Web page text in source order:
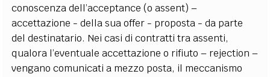
conoscenza dell’acceptance (o assent) –
accettazione - della sua offer - proposta - da parte
del destinatario. Nei casi di contratti tra assenti,
qualora l’eventuale accettazione o rifiuto – rejection –
vengano comunicati a mezzo posta, il meccanismo